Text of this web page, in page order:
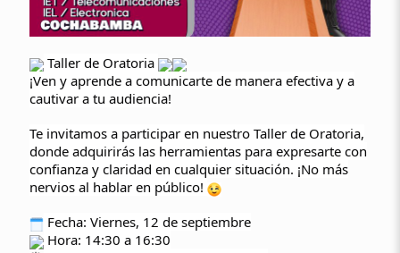
Taller de Oratoria
¡Ven y aprende a comunicarte de manera efectiva y a
cautivar a tu audiencia!
Te invitamos a participar en nuestro Taller de Oratoria,
donde adquirirás las herramientas para expresarte con
confianza y claridad en cualquier situación. ¡No más
nervios al hablar en público!
Fecha: Viernes, 12 de septiembre
Hora: 14:30 a 16:30